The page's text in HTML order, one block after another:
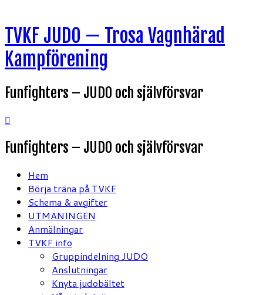
till
innehåll
TVKF JUDO — Trosa Vagnhärad
Kampförening
Funfighters – JUDO och självförsvar
Funfighters – JUDO och självförsvar
Hem
Börja träna på TVKF
Schema & avgifter
UTMANINGEN
Anmälningar
TVKF info
Gruppindelning JUDO
Anslutningar
Knyta judobältet